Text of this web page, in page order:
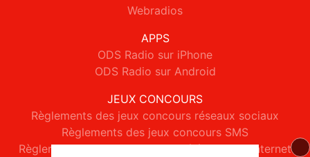
Webradios
APPS
ODS Radio sur iPhone
ODS Radio sur Android
JEUX CONCOURS
Règlements des jeux concours réseaux sociaux
Règlements des jeux concours SMS
Règlements des jeux concours téléphone et internet